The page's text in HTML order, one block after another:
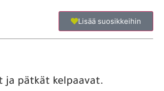
Lisää suosikkeihin
ja pätkät kelpaavat.